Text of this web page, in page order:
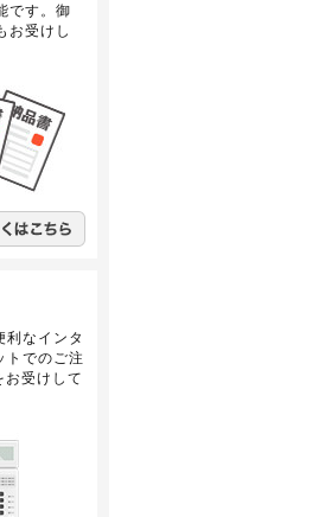
です。御
お受けし
利なインタ
トでのご注
お受けして